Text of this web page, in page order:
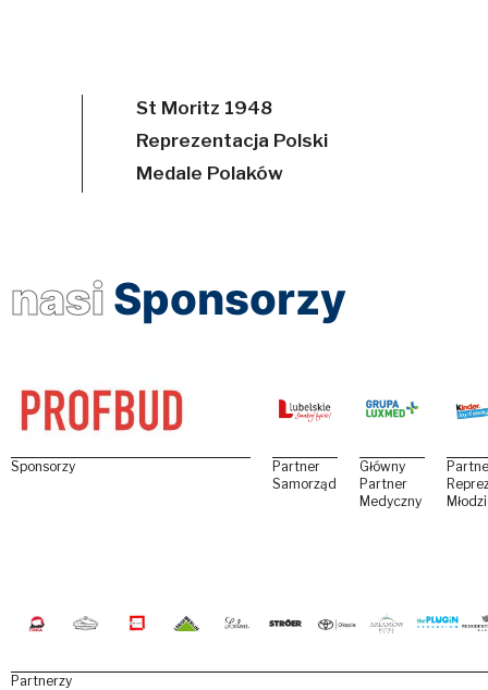
St Moritz 1948
Reprezentacja Polski
Medale Polaków
nasi Sponsorzy
Sponsorzy
Partner
Samorządowy
Główny
Partner
Medyczny
Partnerzy